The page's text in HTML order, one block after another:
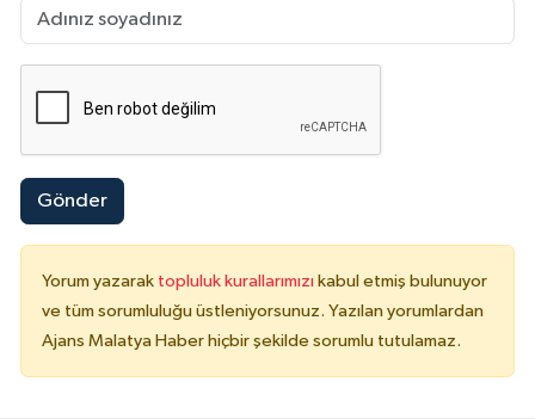
Gönder
Yorum yazarak topluluk kurallarımızı kabul etmiş bulunuyor
ve tüm sorumluluğu üstleniyorsunuz. Yazılan yorumlardan
Ajans Malatya Haber hiçbir şekilde sorumlu tutulamaz.